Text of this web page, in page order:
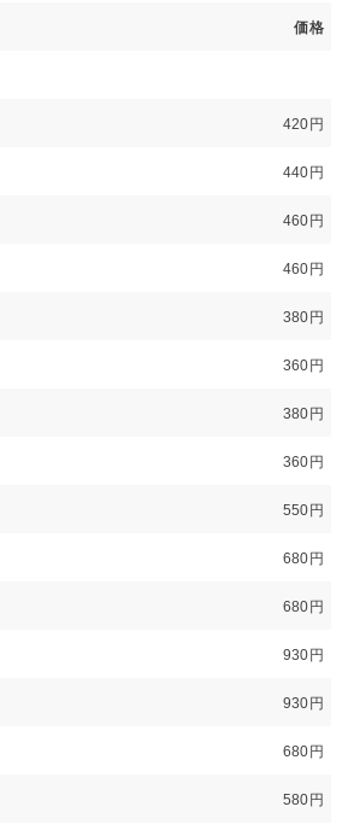
価格
420円
440円
460円
460円
380円
360円
380円
360円
550円
680円
680円
930円
930円
680円
580円